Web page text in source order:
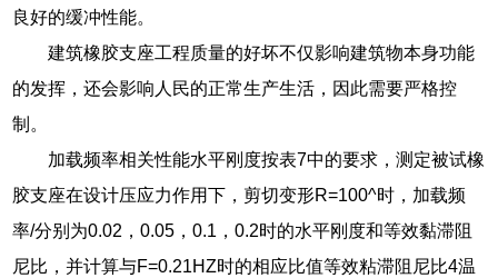
良好的缓冲性能。
建筑橡胶支座工程质量的好坏不仅影响建筑物本身功能
的发挥，还会影响人民的正常生产生活，因此需要严格控
制。
加载频率相关性能水平刚度按表7中的要求，测定被试橡
胶支座在设计压应力作用下，剪切变形R=100^时，加载频
率/分别为0.02，0.05，0.1，0.2时的水平刚度和等效黏滞阻
尼比，并计算与F=0.21HZ时的相应比值等效粘滞阻尼比4温